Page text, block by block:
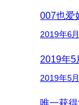
007也爱
2019年6
2019年5
2019年5
唯一获